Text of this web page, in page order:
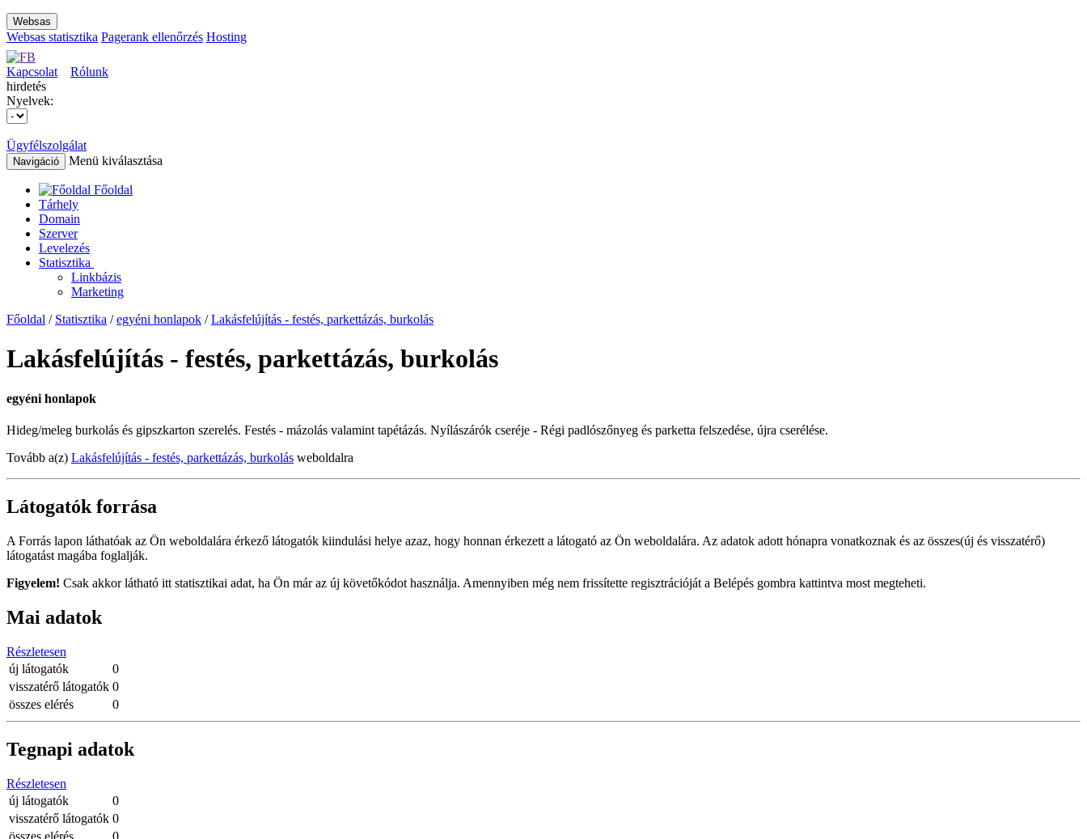
Websas
Websas statisztika Pagerank ellenőrzés Hosting
Kapcsolat
Rólunk
hirdetés
Nyelvek:
Ügyfélszolgálat
Navigáció Menü kiválasztása
Főoldal
Tárhely
Domain
Szerver
Levelezés
Statisztika
Linkbázis
Marketing
Főoldal / Statisztika /egyéni honlapok /Lakásfelújítás - festés, parkettázás, burkolás
Lakásfelújítás - festés, parkettázás, burkolás
egyéni honlapok
Hideg/meleg burkolás és gipszkarton szerelés. Festés - mázolás valamint tapétázás. Nyílászárók cseréje - Régi padlószőnyeg és parketta felszedése, újra cserélése.
Tovább a(z) Lakásfelújítás - festés, parkettázás, burkolás weboldalra
Látogatók forrása
A Forrás lapon láthatóak az Ön weboldalára érkező látogatók kiindulási helye azaz, hogy honnan érkezett a látogató az Ön weboldalára. Az adatok adott hónapra vonatkoznak és az összes(új és visszatérő)
látogatást magába foglalják.
Figyelem! Csak akkor látható itt statisztikai adat, ha Ön már az új követőkódot használja. Amennyiben még nem frissítette regisztrációját a Belépés gombra kattintva most megteheti.
Mai adatok
Részletesen
új látogatók
0
visszatérő látogatók 0
összes elérés
0
Tegnapi adatok
Részletesen
új látogatók
0
visszatérő látogatók 0
összes elérés
0